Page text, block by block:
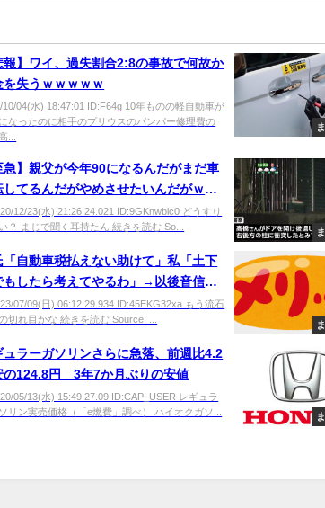
報】ワイ、過失割合2:8の事故で何故か
を失うｗｗｗｗｗ
10/04(水) 18:47:01 ID:F64g 10年ものの軽自動車が
なったのに相手のプリウスのバンパー修理費の
...
急】親父が今年90になるんだがまだ車
してるんだがやめさせたいんだがｗｗ
ｗｗｗｗｗ
12/23(水) 21:26:24.021 ID:9GKnwbic0 どうすり
？ まじで聞く耳持たん 続きを読む So...
「自動車税払えない助けて」私「土下
もしたら考えてやるわ」→以後音信不
ｗｗｗｗ
07/09(日) 06:12:29.934 ID:45EKG32xa もう流石
切れ目かな 続きを読む Source: ...
ュラーガソリンさらに急落、前週比4.2
の124.8円 3年7か月ぶりの安値
05/13(水) 15:49:27.09 ID:CAP_USER レギュラ
リン実売価格（「e燃費」調べ） ハイオクガソ...